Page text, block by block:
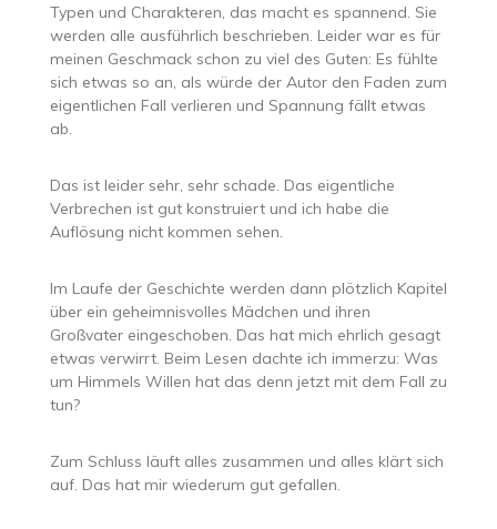
Typen und Charakteren, das macht es spannend. Sie
werden alle ausführlich beschrieben. Leider war es für
meinen Geschmack schon zu viel des Guten: Es fühlte
sich etwas so an, als würde der Autor den Faden zum
eigentlichen Fall verlieren und Spannung fällt etwas
ab.
Das ist leider sehr, sehr schade. Das eigentliche
Verbrechen ist gut konstruiert und ich habe die
Auflösung nicht kommen sehen.
Im Laufe der Geschichte werden dann plötzlich Kapitel
über ein geheimnisvolles Mädchen und ihren
Großvater eingeschoben. Das hat mich ehrlich gesagt
etwas verwirrt. Beim Lesen dachte ich immerzu: Was
um Himmels Willen hat das denn jetzt mit dem Fall zu
tun?
Zum Schluss läuft alles zusammen und alles klärt sich
auf. Das hat mir wiederum gut gefallen.